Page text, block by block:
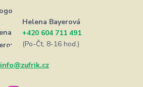
Helena Bayerová
+420 604 711 491
(Po-Čt, 8-16 hod.)
info@zufrik.cz